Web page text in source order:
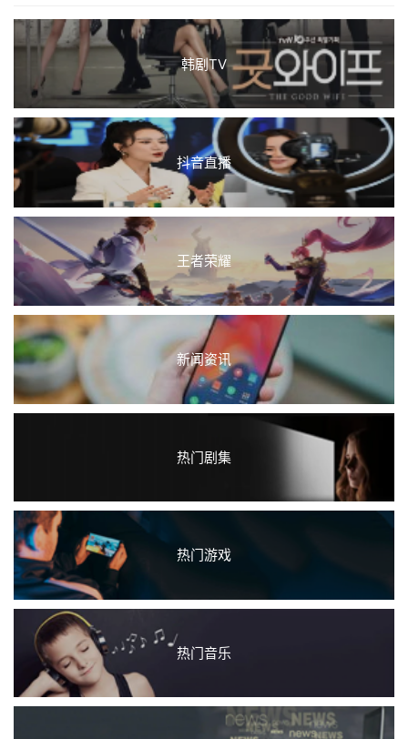
韩剧TV
抖音直播
王者荣耀
新闻资讯
热门剧集
热门游戏
热门音乐